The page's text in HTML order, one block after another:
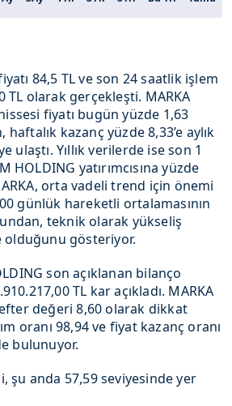
84,5 TL ve son 24 saatlik işlem
TL olarak gerçekleşti. MARKA
fiyatı bugün yüzde 1,63
kazanç yüzde 8,33’e aylık
ulaştı. Yıllık verilerde ise son 1
HOLDING yatırımcısına yüzde
orta vadeli trend için önemi
günlük hareketli ortalamasının
teknik olarak yükseliş
gösteriyor.
son açıklanan bilanço
TL kar açıkladı. MARKA
değeri 8,60 olarak dikkat
oranı 98,94 ve fiyat kazanç oranı
bulunuyor.
şu anda 57,59 seviyesinde yer